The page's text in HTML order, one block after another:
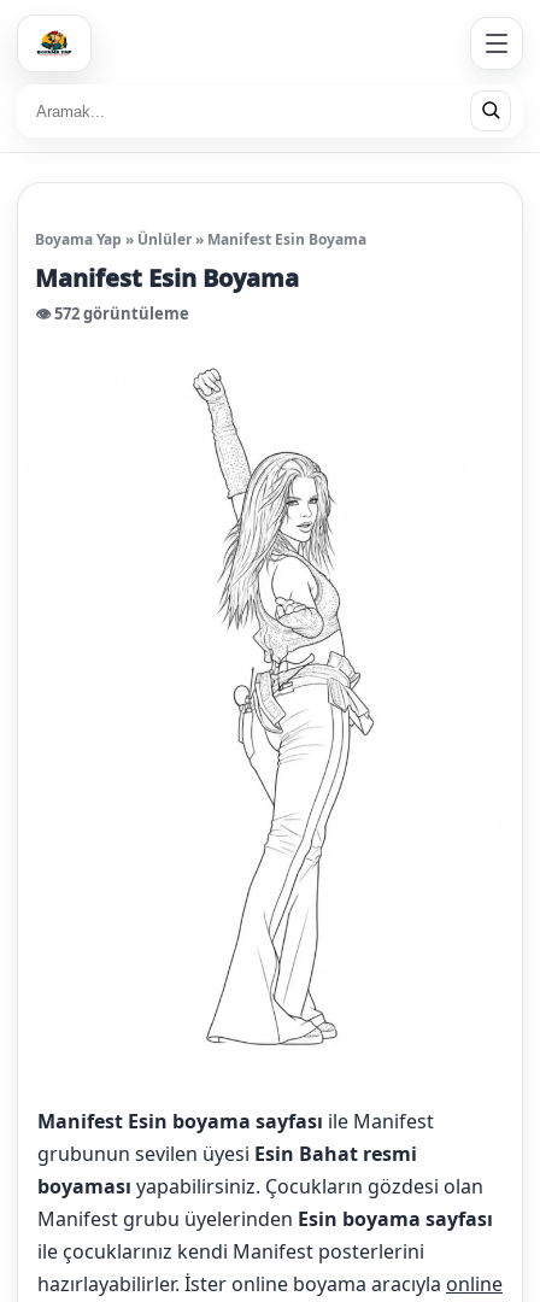
Boyama Yap » Ünlüler» Manifest Esin Boyama
Manifest Esin Boyama
👁️ 572 görüntüleme
Manifest Esin boyama sayfası ile Manifest
grubunun sevilen üyesi Esin Bahat resmi
boyaması yapabilirsiniz. Çocukların gözdesi olan
Manifest grubu üyelerinden Esin boyama sayfası
ile çocuklarınız kendi Manifest posterlerini
hazırlayabilirler. İster online boyama aracıyla online